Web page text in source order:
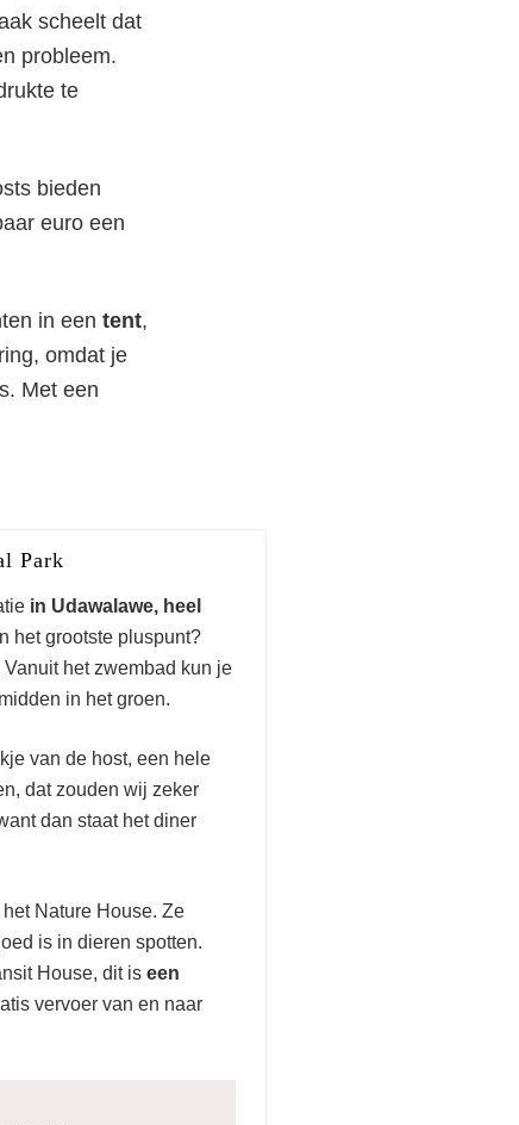
in
scheelt dat
probleem.
te
bieden
euro een
in een tent,
omdat je
Met een
Park
in Udawalawe, heel
het grootste pluspunt?
het zwembad kun je
in het groen.
van de host, een hele
dat zouden wij zeker
dan staat het diner
Nature House. Ze
is in dieren spotten.
House, dit iseen
vervoer van en naar